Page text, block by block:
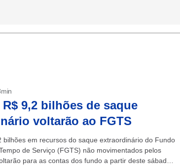
R$ 9,2 bilhões de saque
voltarão ao FGTS
bilhões em recursos do saque extraordinário do Fundo
de Serviço (FGTS) não movimentados pelos
para as contas dos fundo a partir deste sábado